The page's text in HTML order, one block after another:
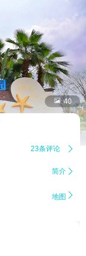
 40
23条评论 
简介 
地图 